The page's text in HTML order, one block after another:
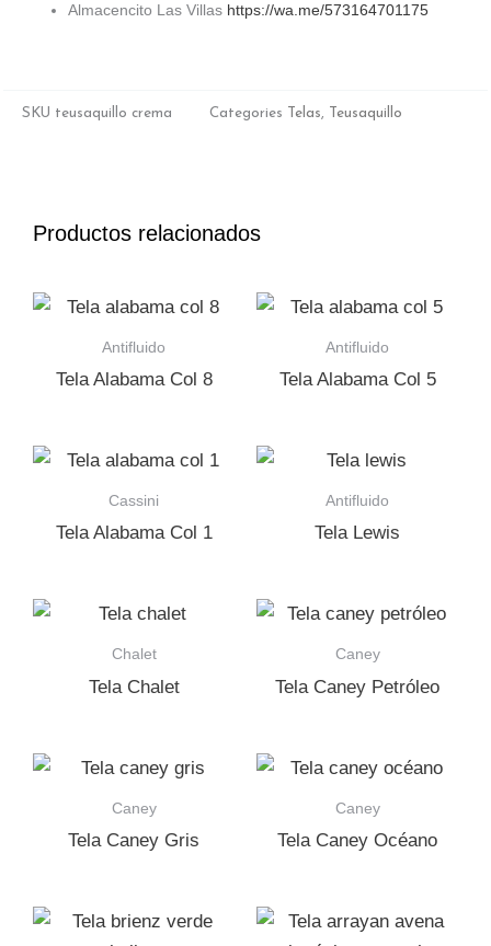
Almacencito Las Villas https://wa.me/573164701175
SKU teusaquillo crema Categories Telas, Teusaquillo
Productos relacionados
Antifluido
Tela Alabama Col 8
Antifluido
Tela Alabama Col 5
Cassini
Tela Alabama Col 1
Antifluido
Tela Lewis
Chalet
Tela Chalet
Caney
Tela Caney Petróleo
Caney
Tela Caney Gris
Caney
Tela Caney Océano